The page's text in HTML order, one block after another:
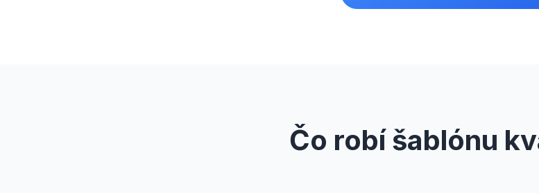
Čo robí šablónu